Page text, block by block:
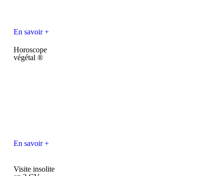
En savoir +
Horoscope
végétal ®
En savoir +
Visite insolite